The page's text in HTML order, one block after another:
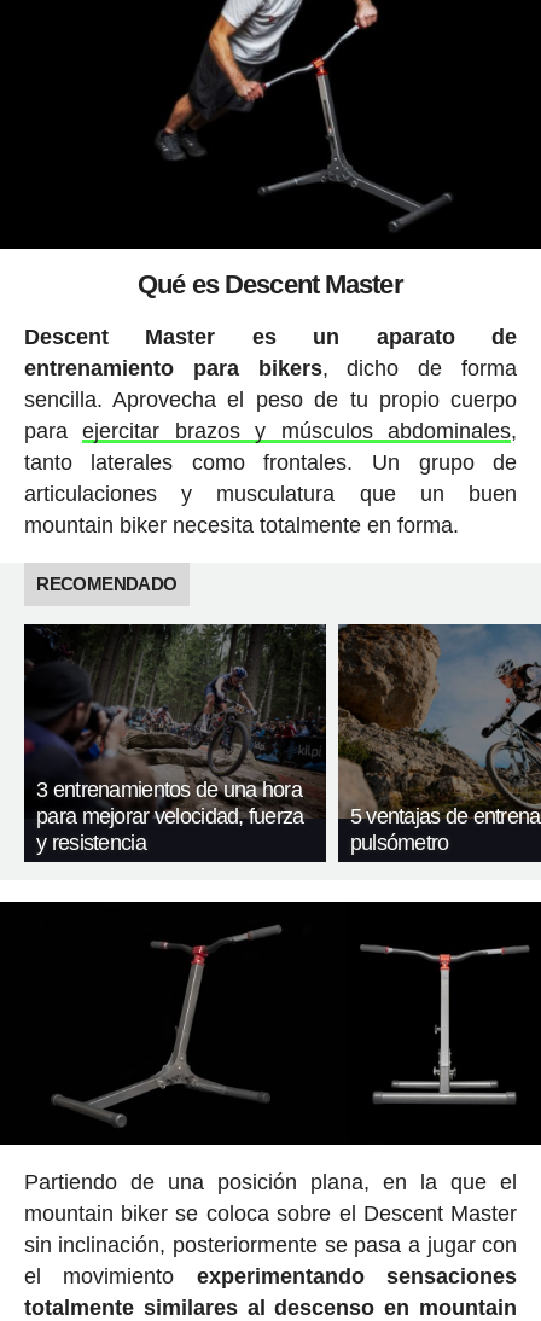
Qué es Descent Master
Descent Master es un aparato de
entrenamiento para bikers, dicho de forma
sencilla. Aprovecha el peso de tu propio cuerpo
paraejercitar brazos y músculos abdominales,
tanto laterales como frontales. Un grupo de
articulaciones y musculatura que un buen
mountain biker necesita totalmente en forma.
RECOMENDADO
3 entrenamientos de una hora
para mejorar velocidad, fuerza
y resistencia
5 ventajas de
pulsómetro
Partiendo de una posición plana, en la que el
mountain biker se coloca sobre el Descent Master
sin inclinación, posteriormente se pasa a jugar con
el movimiento experimentando sensaciones
totalmente similares al descenso en mountain